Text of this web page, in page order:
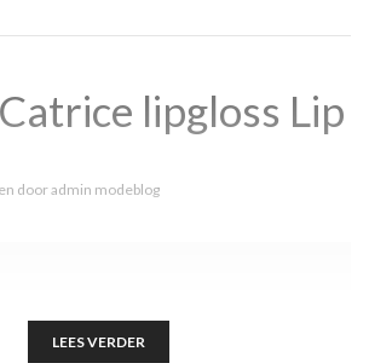
lipgloss Lip
dooradmin modeblog
LEES VERDER